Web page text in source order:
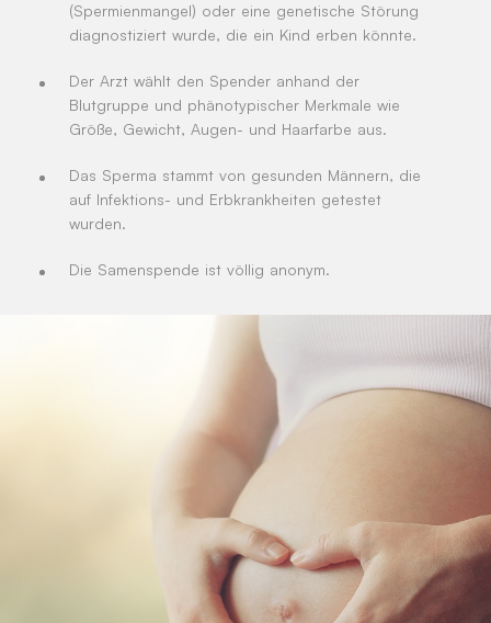
(Spermienmangel) oder eine genetische Störung
diagnostiziert wurde, die ein Kind erben könnte.
Der Arzt wählt den Spender anhand der
Blutgruppe und phänotypischer Merkmale wie
Größe, Gewicht, Augen- und Haarfarbe aus.
Das Sperma stammt von gesunden Männern, die
auf Infektions- und Erbkrankheiten getestet
wurden.
Die Samenspende ist völlig anonym.